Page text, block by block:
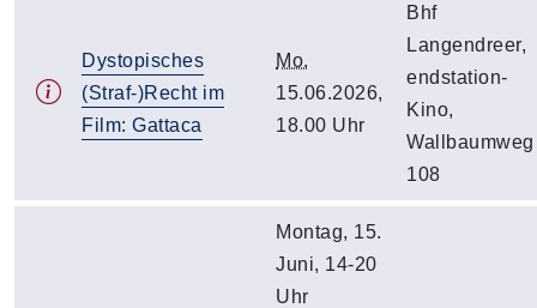
Dystopisches
(Straf-)Recht im
Film: Gattaca
Mo.
15.06.2026,
18.00 Uhr
Bhf
Langendreer,
endstation-
Kino,
Wallbaumweg
108
Montag, 15.
Juni, 14-20
Uhr